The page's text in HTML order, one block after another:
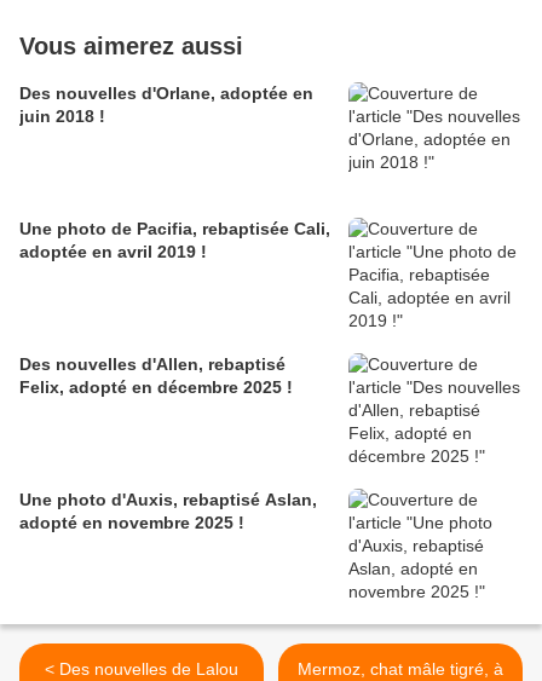
Vous aimerez aussi
Des nouvelles d'Orlane, adoptée en
juin 2018 !
Une photo de Pacifia, rebaptisée Cali,
adoptée en avril 2019 !
Des nouvelles d'Allen, rebaptisé
Felix, adopté en décembre 2025 !
Une photo d'Auxis, rebaptisé Aslan,
adopté en novembre 2025 !
< Des nouvelles de Lalou
Mermoz, chat mâle tigré, à